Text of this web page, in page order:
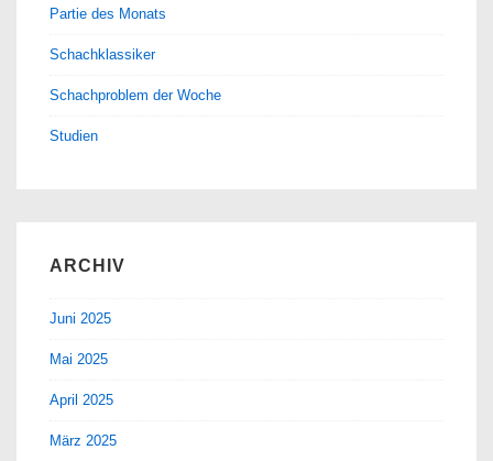
Partie des Monats
Schachklassiker
Schachproblem der Woche
Studien
ARCHIV
Juni 2025
Mai 2025
April 2025
März 2025